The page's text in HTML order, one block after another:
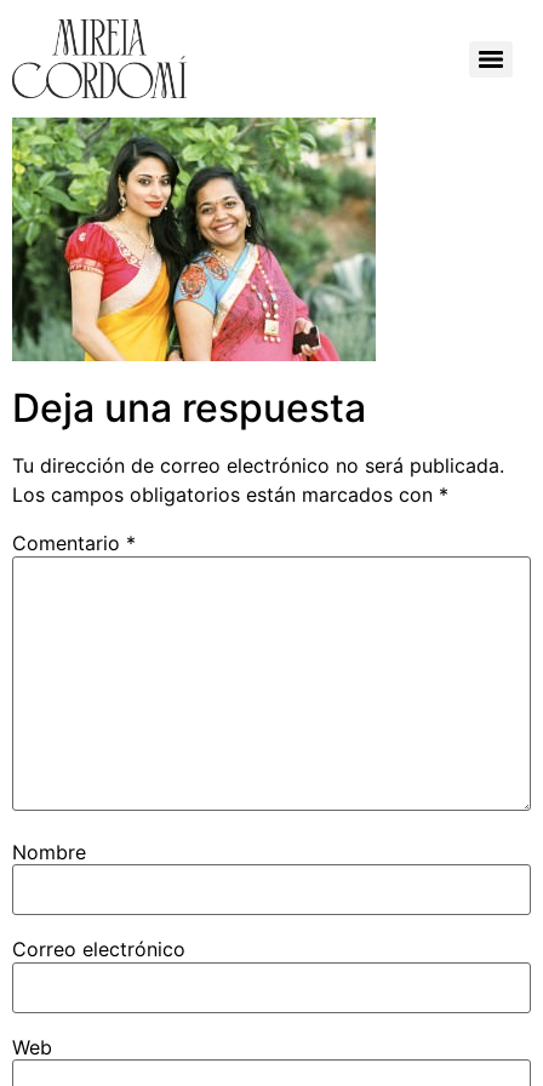
Deja una respuesta
Tu dirección de correo electrónico no será publicada.
Los campos obligatorios están marcados con *
Comentario *
Nombre
Correo electrónico
Web